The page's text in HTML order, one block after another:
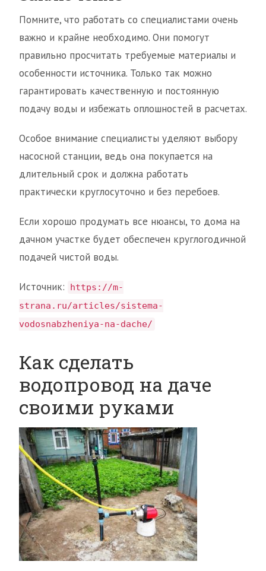
Помните, что работать со специалистами очень
важно и крайне необходимо. Они помогут
правильно просчитать требуемые материалы и
особенности источника. Только так можно
гарантировать качественную и постоянную
подачу воды и избежать оплошностей в расчетах.
Особое внимание специалисты уделяют выбору
насосной станции, ведь она покупается на
длительный срок и должна работать
практически круглосуточно и без перебоев.
Если хорошо продумать все нюансы, то дома на
дачном участке будет обеспечен круглогодичной
подачей чистой воды.
Источник:
https://m-
strana.ru/articles/sistema-
vodosnabzheniya-na-dache/
Как сделать
водопровод на даче
своими руками